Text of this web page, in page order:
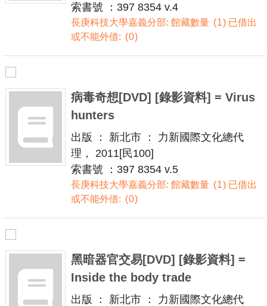
索書號 ：397 8354 v.4
長庚科技大學嘉義分部: 館藏數量 1 已借出
或不能外借:
0
病毒奇想[DVD] [錄影資料] = Virus
hunters
出版 ： 新北市 ： 力新國際文化總代
理， 2011[民100]
索書號 ：397 8354 v.5
長庚科技大學嘉義分部: 館藏數量 1 已借出
或不能外借:
0
黑暗器官交易[DVD] [錄影資料] =
Inside the body trade
出版 ： 新北市 ： 力新國際文化總代